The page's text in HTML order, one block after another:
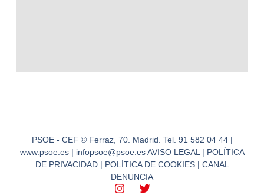
PSOE - CEF © Ferraz, 70. Madrid. Tel. 91 582 04 44 |
www.psoe.es | infopsoe@psoe.es AVISO LEGAL | POLÍTICA
DE PRIVACIDAD | POLÍTICA DE COOKIES | CANAL
DENUNCIA